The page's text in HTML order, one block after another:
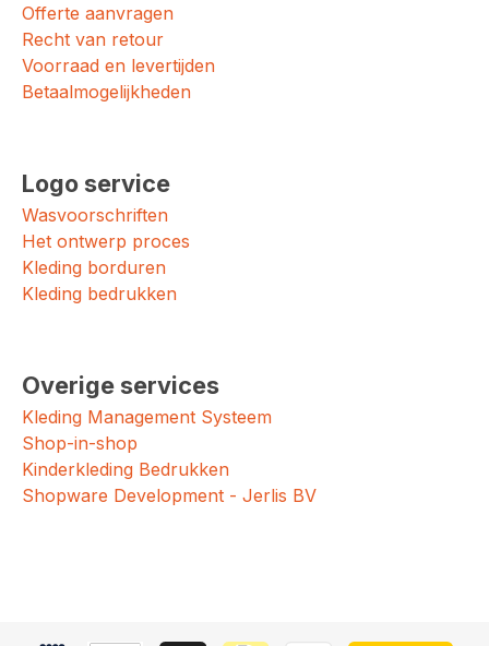
Offerte aanvragen
Recht van retour
Voorraad en levertijden
Betaalmogelijkheden
Logo service
Wasvoorschriften
Het ontwerp proces
Kleding borduren
Kleding bedrukken
Overige services
Kleding Management Systeem
Shop-in-shop
Kinderkleding Bedrukken
Shopware Development - Jerlis BV